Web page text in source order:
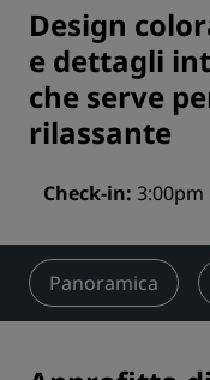
Design
e dettagli
che serve
rilassante
Check-in 3:00pm
Panoramica